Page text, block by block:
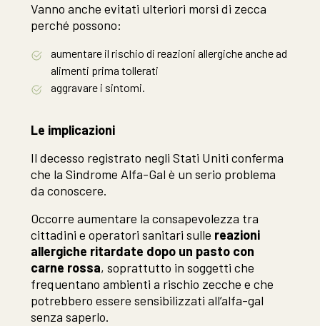
Vanno anche evitati ulteriori morsi di zecca
perché possono:
aumentare il rischio di reazioni allergiche anche ad
alimenti prima tollerati
aggravare i sintomi.
Le implicazioni
Il decesso registrato negli Stati Uniti conferma
che la Sindrome Alfa-Gal è un serio problema
da conoscere.
Occorre aumentare la consapevolezza tra
cittadini e operatori sanitari sulle reazioni
allergiche ritardate dopo un pasto con
carne rossa, soprattutto in soggetti che
frequentano ambienti a rischio zecche e che
potrebbero essere sensibilizzati all’alfa-gal
senza saperlo.